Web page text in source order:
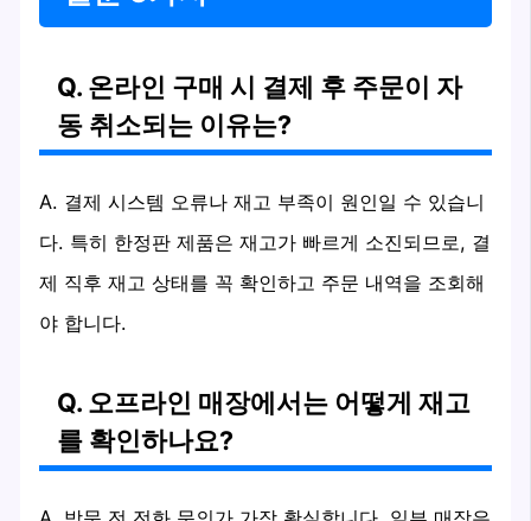
Q. 온라인 구매 시 결제 후 주문이 자
동 취소되는 이유는?
A. 결제 시스템 오류나 재고 부족이 원인일 수 있습니
다. 특히 한정판 제품은 재고가 빠르게 소진되므로, 결
제 직후 재고 상태를 꼭 확인하고 주문 내역을 조회해
야 합니다.
Q. 오프라인 매장에서는 어떻게 재고
를 확인하나요?